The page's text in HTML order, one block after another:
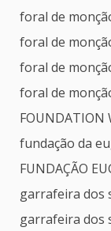
foral de
foral de
foral de
foral de
FOUNDATION
fundação da
FUNDAÇÃO
garrafeira dos
garrafeira dos